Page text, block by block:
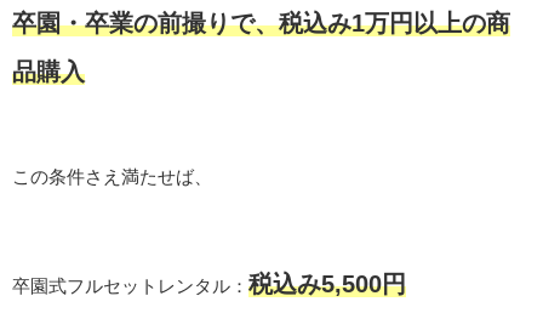
卒園・卒業の前撮りで、税込み1万円以上の商
品購入
この条件さえ満たせば、
卒園式フルセットレンタル： 税込み5,500円